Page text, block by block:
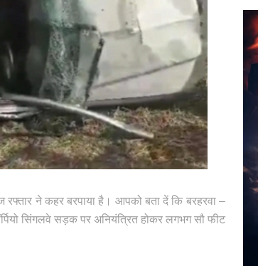
ने कहर बरपाया है। आपको बता दें कि बरहरवा –
सिंगलवे सड़क पर अनियंत्रित होकर लगभग सौ फीट